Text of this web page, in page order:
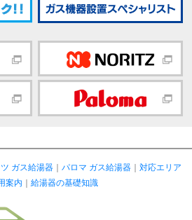
ガス給湯器｜ パロマ ガス給湯器｜ 対応エリア
案内 ｜ 給湯器の基礎知識